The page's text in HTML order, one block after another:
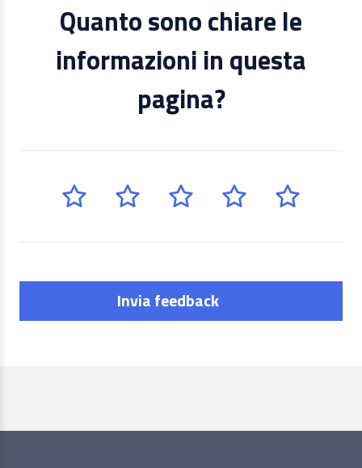
Quanto sono chiare le
informazioni in questa
pagina?
Invia feedback